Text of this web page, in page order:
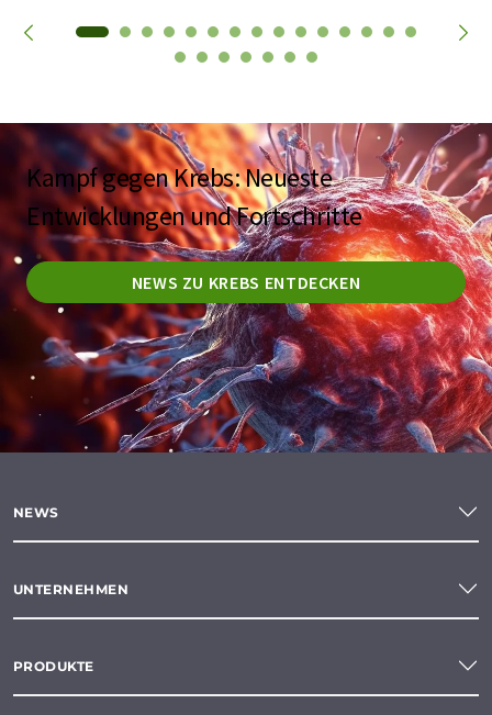
Kampf gegen Krebs: Neueste
Entwicklungen und Fortschritte
NEWS ZU KREBS ENTDECKEN
NEWS
UNTERNEHMEN
PRODUKTE